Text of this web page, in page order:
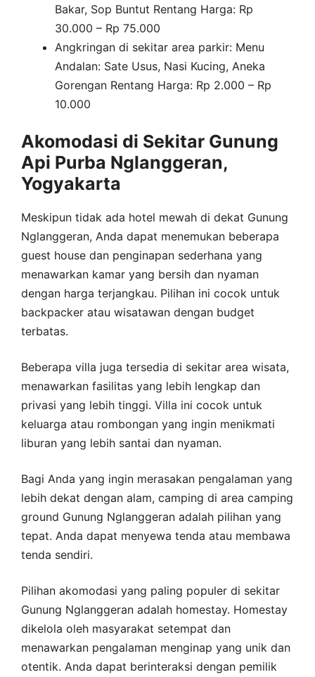
Bakar, Sop Buntut Rentang Harga: Rp
30.000 – Rp 75.000
Angkringan di sekitar area parkir: Menu
Andalan: Sate Usus, Nasi Kucing, Aneka
Gorengan Rentang Harga: Rp 2.000 – Rp
10.000
Akomodasi di Sekitar Gunung
Api Purba Nglanggeran,
Yogyakarta
Meskipun tidak ada hotel mewah di dekat Gunung
Nglanggeran, Anda dapat menemukan beberapa
guest house dan penginapan sederhana yang
menawarkan kamar yang bersih dan nyaman
dengan harga terjangkau. Pilihan ini cocok untuk
backpacker atau wisatawan dengan budget
terbatas.
Beberapa villa juga tersedia di sekitar area wisata,
menawarkan fasilitas yang lebih lengkap dan
privasi yang lebih tinggi. Villa ini cocok untuk
keluarga atau rombongan yang ingin menikmati
liburan yang lebih santai dan nyaman.
Bagi Anda yang ingin merasakan pengalaman yang
lebih dekat dengan alam, camping di area camping
ground Gunung Nglanggeran adalah pilihan yang
tepat. Anda dapat menyewa tenda atau membawa
tenda sendiri.
Pilihan akomodasi yang paling populer di sekitar
Gunung Nglanggeran adalah homestay. Homestay
dikelola oleh masyarakat setempat dan
menawarkan pengalaman menginap yang unik dan
otentik. Anda dapat berinteraksi dengan pemilik